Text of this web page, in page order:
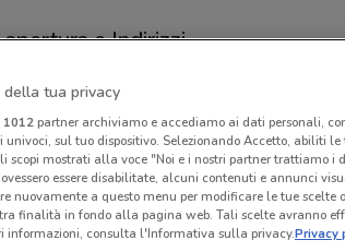
e Indirizzi
Negozi Deutsche Bank a Desio
della tua privacy
1012partner archiviamo e accediamo ai dati personali,
sul tuo dispositivo. Selezionando Accetto, abiliti
scopi mostrati alla voce "Noi e i nostri partner trattiamo i
essere disabilitate, alcuni contenuti e annunci
nuovamente a questo menu per modificare le tue scelte
finalità in fondo alla pagina web. Tali scelte avranno
informazioni, consulta l'Informativa sulla privacy.Privacy